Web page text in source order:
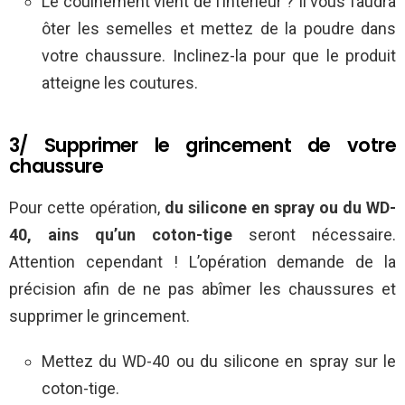
ôter les semelles et mettez de la poudre dans
votre chaussure. Inclinez-la pour que le produit
atteigne les coutures.
3/ Supprimer le grincement de votre
chaussure
Pour cette opération, du silicone en spray ou du WD-
40, ains qu’un coton-tige seront nécessaire.
Attention cependant ! L’opération demande de la
précision afin de ne pas abîmer les chaussures et
supprimer le grincement.
Mettez du WD-40 ou du silicone en spray sur le
coton-tige.